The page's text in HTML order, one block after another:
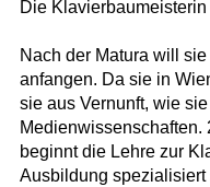
Die
Nach der Matura will
anfangen. Da sie in
sie aus Vernunft, wie
Medienwissenschaften.
beginnt die Lehre zur
Ausbildung